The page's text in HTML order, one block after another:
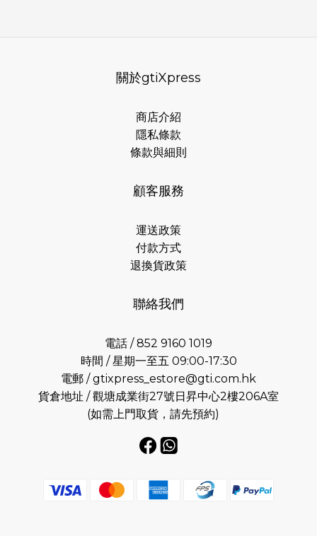
關於gtiXpress
商店介紹
隱私條款
條款與細則
顧客服務
運送政策
付款方式
退換貨政策
聯絡我們
電話 / 852 9160 1019
時間 / 星期一至五 09:00-17:30
電郵 /gtixpress_estore@gti.com.hk
貨倉地址 / 觀塘成業街27號日昇中心2樓206A室
(如需上門取貨，請先預約)